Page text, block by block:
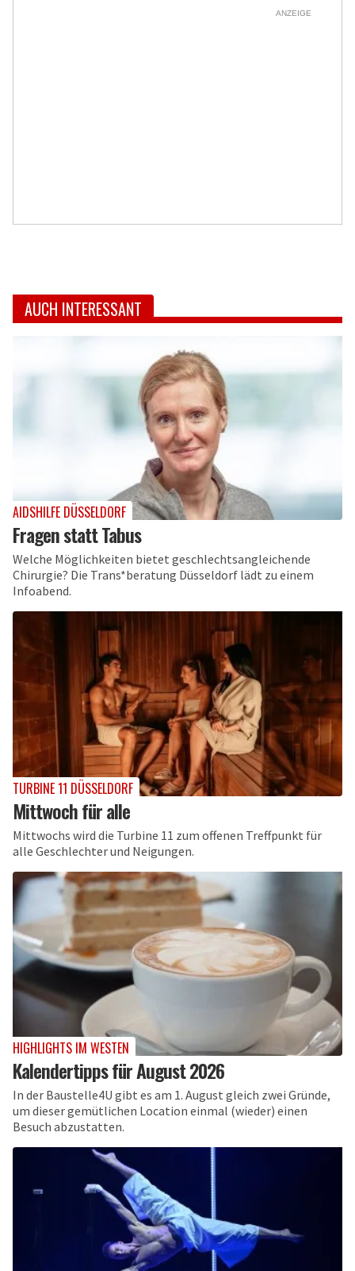
ANZEIGE
AUCH INTERESSANT
AIDSHILFE DÜSSELDORF
Fragen statt Tabus
Welche Möglichkeiten bietet geschlechtsangleichende
Chirurgie? Die Trans*beratung Düsseldorf lädt zu einem
Infoabend.
TURBINE 11 DÜSSELDORF
Mittwoch für alle
Mittwochs wird die Turbine 11 zum offenen Treffpunkt für
alle Geschlechter und Neigungen.
HIGHLIGHTS IM WESTEN
Kalendertipps für August 2026
In der Baustelle4U gibt es am 1. August gleich zwei Gründe,
um dieser gemütlichen Location einmal (wieder) einen
Besuch abzustatten.